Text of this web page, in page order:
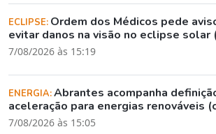
ECLIPSE: Ordem dos Médicos pede
evitar danos na visão no eclipse solar
7/08/2026 às 15:19
ENERGIA:Abrantes acompanha
aceleração para energias renováveis
7/08/2026 às 15:05